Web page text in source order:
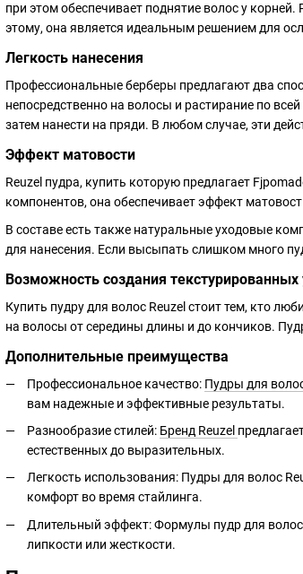
при этом обеспечивает поднятие волос у
этому, она является идеальным решением для
Легкость нанесения
Профессиональные берберы предлагают два
непосредственно на волосы и растирание по
затем нанести на пряди. В любом случае, эти
Эффект матовости
Reuzel пудра, купить которую предлагает
компонентов, она обеспечивает эффект
В составе есть также натуральные уходовые
для нанесения. Если высыпать слишком много
Возможность создания текстурированных
Купить пудру для волос Reuzel стоит тем, кто
на волосы от середины длины и до кончиков.
Дополнительные преимущества
Профессиональное качество: Пудры для
вам надежные и эффективные результаты.
Разнообразие стилей: Бренд Reuzel
естественных до выразительных.
Легкость использования: Пудры для волос
комфорт во время стайлинга.
Длительный эффект: Формулы пудр для волос
липкости или жесткости.